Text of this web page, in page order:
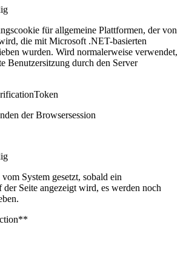
für allgemeine Plattformen, der von
die mit Microsoft .NET-basierten
wurden. Wird normalerweise verwendet,
Benutzersitzung durch den Server
der Browsersession
System gesetzt, sobald ein
Seite angezeigt wird, es werden noch